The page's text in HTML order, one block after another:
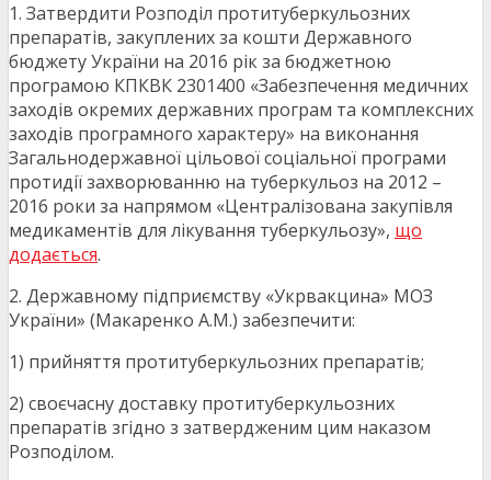
1. Затвердити Розподіл протитуберкульозних
препаратів, закуплених за кошти Державного
бюджету України на 2016 рік за бюджетною
програмою КПКВК 2301400 «Забезпечення медичних
заходів окремих державних програм та комплексних
заходів програмного характеру» на виконання
Загальнодержавної цільової соціальної програми
протидії захворюванню на туберкульоз на 2012 –
2016 роки за напрямом «Централізована закупівля
медикаментів для лікування туберкульозу», що
додається.
2. Державному підприємству «Укрвакцина» МОЗ
України» (Макаренко А.М.) забезпечити:
1) прийняття протитуберкульозних препаратів;
2) своєчасну доставку протитуберкульозних
препаратів згідно з затвердженим цим наказом
Розподілом.